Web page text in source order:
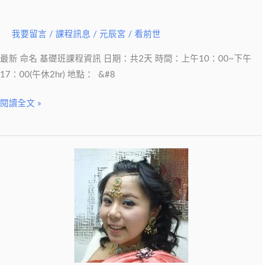
我要留言 / 課程訊息 / 元辰宮 / 看前世
最新 命名 基礎班課程資訊 日期：共2天 時間：上午10：00~下午
17：00(午休2hr) 地點： &#8
在
自
手
閱讀全文 »